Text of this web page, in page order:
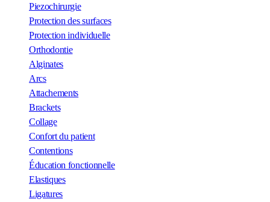
Piezochirurgie
Protection des surfaces
Protection individuelle
Orthodontie
Alginates
Arcs
Attachements
Brackets
Collage
Confort du patient
Contentions
Éducation fonctionnelle
Elastiques
Ligatures